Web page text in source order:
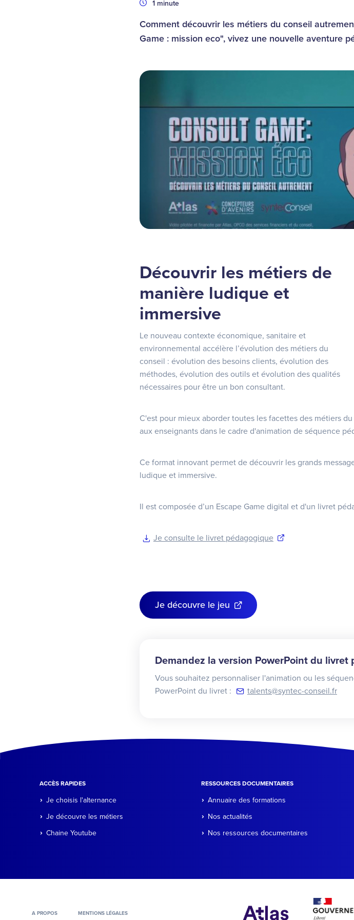
Durée
1 minute
Comment découvrir les métiers du conseil
Game : mission eco", vivez une nouvelle aventure
Découvrir les métiers de
manière ludique et
immersive
Le nouveau contexte économique, sanitaire et
environnemental accélère l’évolution des métiers du
conseil : évolution des besoins clients, évolution des
méthodes, évolution des outils et évolution des qualités
nécessaires pour être un bon consultant.
C'est pour mieux aborder toutes les facettes des métiers
aux enseignants dans le cadre d'animation de séquence
Ce format innovant permet de découvrir les grands
ludique et immersive.
Il est composée d’un Escape Game digital et d'un livret
Je consulte le livret pédagogique
Je découvre le jeu
Demandez la version PowerPoint du livret
Vous souhaitez personnaliser l'animation ou les
PowerPoint du livret :
talents@syntec-conseil.fr
ACCÈS RAPIDES
Je choisis l'alternance
Je découvre les métiers
Chaine Youtube
RESSOURCES DOCUMENTAIRES
Annuaire des formations
Nos actualités
Nos ressources documentaires
A PROPOS MENTIONS LÉGALES